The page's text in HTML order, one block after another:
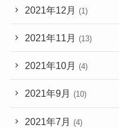
2021年12月 (1)
2021年11月 (13)
2021年10月 (4)
2021年9月 (10)
2021年7月 (4)